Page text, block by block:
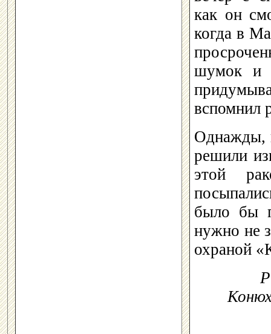
как он
когда в
шумок и
вспомнил
Однажды,
решили
этой
было бы
нужно не
охраной